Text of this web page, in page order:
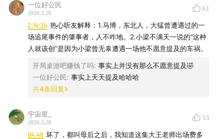
01:05:16向老人解释AI与科技产品
01:21:31长辈们的解释
01:45:26那些难以解释的事儿
02:09:56解释喜欢与爱意
一位好公民
2026.3.28
61
2:14:34 热心听友解释：1.马博，东北人，大猛曾遭遇过的一
场追尾事件的肇事者，人不咋地。2.小梁不满天一说的“这种
人就该创”是因为小梁曾无辜遭遇一场他不愿意提及的车祸。
开局桌游吧赚钱了吗: 事实上并没有那么不愿意提及🤣
一位好公民: 事实上天天提及哈哈哈
共4条回复
宇宙星_
2026.3.28
53
04:48 坏了，都叫母后之后，我知道这集大王老师出场费多